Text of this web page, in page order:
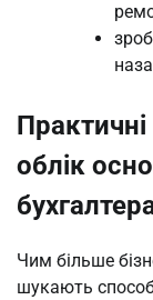
облік
Чим більше
шукають